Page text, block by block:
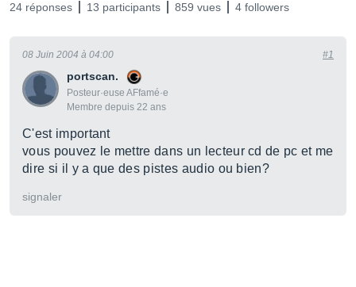
24 réponses 13 participants 859 vues 4 followers
portscan.
Posteur·euse AFfamé·e
Membre depuis 22 ans
08 Juin 2004 à 04:00 #1
C'est important
vous pouvez le mettre dans un lecteur cd de pc et me
dire si il y a que des pistes audio ou bien?
signaler